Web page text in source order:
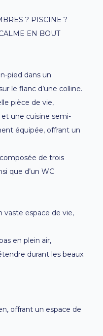
? PISCINE ?
EN BOUT
pied dans un
le flanc d’une colline.
pièce de vie,
une cuisine semi-
équipée, offrant un
de trois
que d’un WC
vaste espace de vie,
en plein air,
durant les beaux
offrant un espace de